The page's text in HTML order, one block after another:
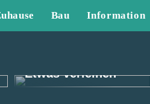
Bau Information
Etwas verleihen